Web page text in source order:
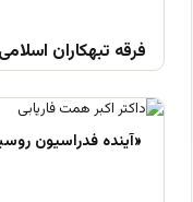
فرقه تبهکاران اسلامی